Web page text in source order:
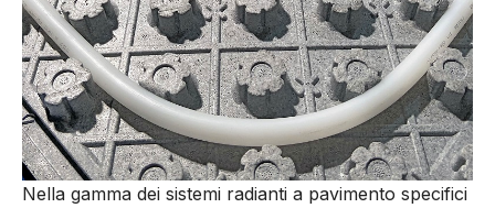
Nella gamma dei sistemi radianti a pavimento specifici